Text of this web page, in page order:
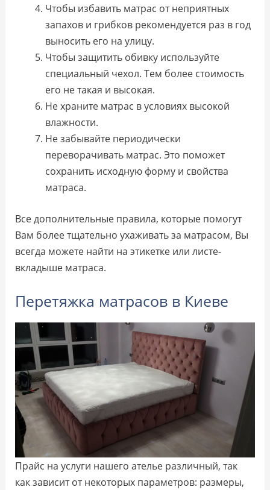
Чтобы избавить матрас от неприятных
запахов и грибков рекомендуется раз в год
выносить его на улицу.
Чтобы защитить обивку используйте
специальный чехол. Тем более стоимость
его не такая и высокая.
Не храните матрас в условиях высокой
влажности.
Не забывайте периодически
переворачивать матрас. Это поможет
сохранить исходную форму и свойства
матраса.
Все дополнительные правила, которые помогут
Вам более тщательно ухаживать за матрасом, Вы
всегда можете найти на этикетке или листе-
вкладыше матраса.
Перетяжка матрасов в Киеве
Прайс на услуги нашего ателье различный, так
как зависит от некоторых параметров: размеры,